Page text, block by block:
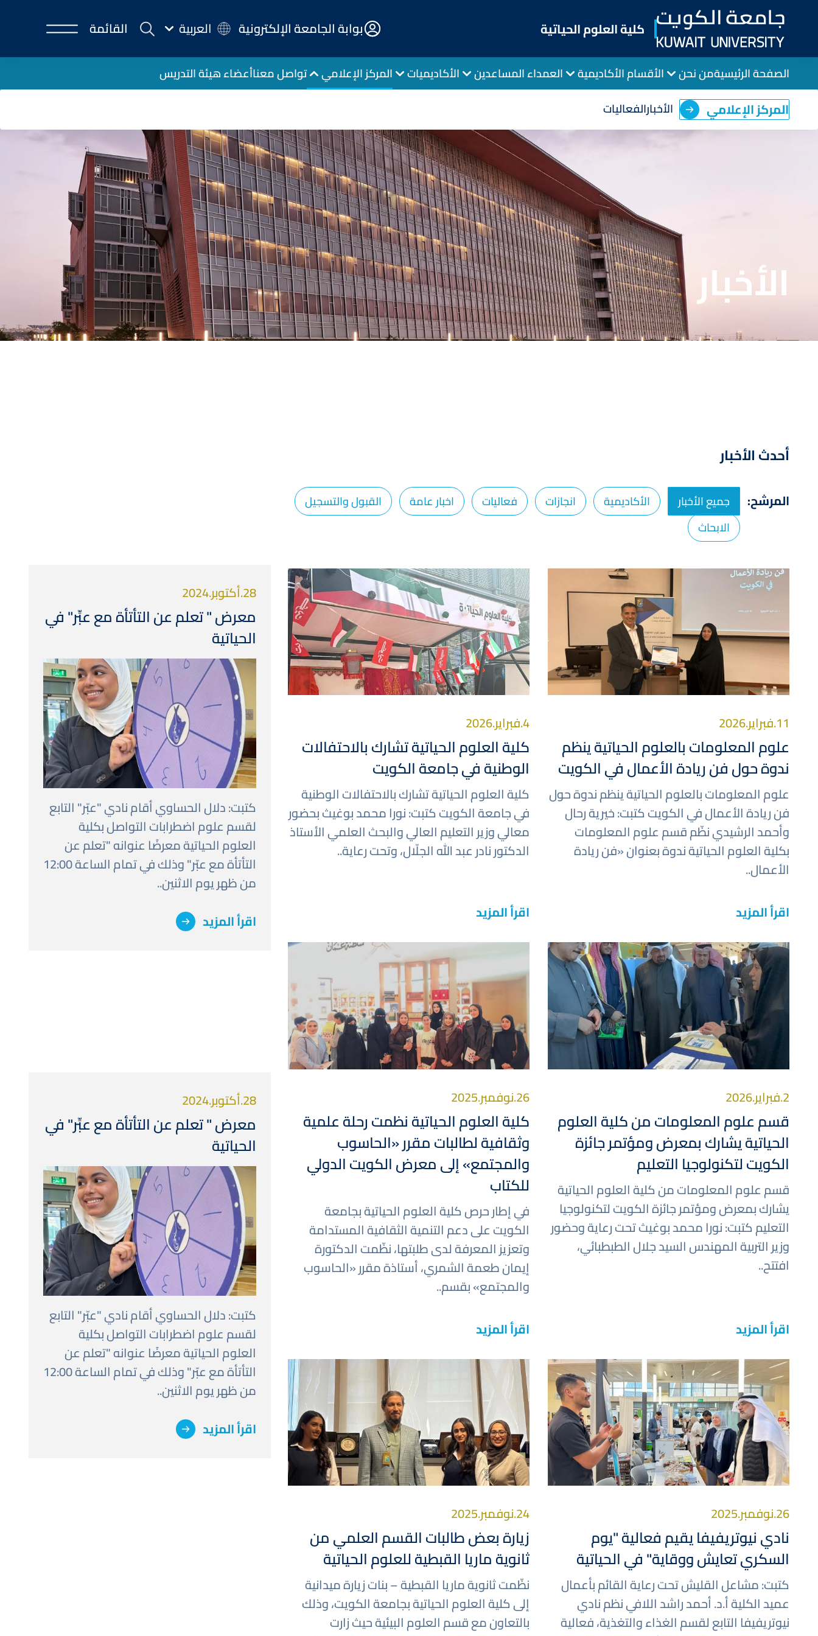
content
كلية العلوم الحياتية E-
Portal
بوابة الجامعة الإلكترونية العربية القائمة
الصفحة الرئيسيةمن نحن الأقسام الأكاديمية العمداء المساعدين الأكاديميات المركز الإعلامي
المركز الإعلامي الأخبارالفعاليات
تواصل معناأعضاء هيئة التدريس
الأخبار
أحدث الأخبار
المرشح: جميع الأخبار الأكاديمية انجازات فعاليات اخبار عامة
القبول والتسجيل
الابحاث
صورة
11.فبراير.2026
علوم المعلومات بالعلوم الحياتية ينظم
ندوة حول فن ريادة الأعمال في الكويت
علوم المعلومات بالعلوم الحياتية ينظم ندوة حول
فن ريادة الأعمال في الكويت كتبت: خيرية رحال
وأحمد الرشيدي نظّم قسم علوم المعلومات
بكلية العلوم الحياتية ندوة بعنوان «فن ريادة
الأعمال..
اقرأ المزيد
صورة
4.فبراير.2026
كلية العلوم الحياتية تشارك بالاحتفالات
الوطنية في جامعة الكويت
كلية العلوم الحياتية تشارك بالاحتفالات الوطنية
في جامعة الكويت كتبت: نورا محمد بوغيث بحضور
معالي وزير التعليم العالي والبحث العلمي الأستاذ
الدكتور نادر عبد الله الجلّال، وتحت رعاية..
اقرأ المزيد
صورة
2.فبراير.2026
قسم علوم المعلومات من كلية العلوم
الحياتية يشارك بمعرض ومؤتمر جائزة
الكويت لتكنولوجيا التعليم
قسم علوم المعلومات من كلية العلوم الحياتية
يشارك بمعرض ومؤتمر جائزة الكويت لتكنولوجيا
التعليم كتبت: نورا محمد بوغيث تحت رعاية وحضور
وزير التربية المهندس السيد جلال الطبطبائي،
افتتح..
اقرأ المزيد
26.نوفمبر.2025
كلية العلوم الحياتية نظمت رحلة علمية
وثقافية لطالبات مقرر «الحاسوب
والمجتمع» إلى معرض الكويت الدولي
للكتاب
في إطار حرص كلية العلوم الحياتية بجامعة
الكويت على دعم التنمية الثقافية المستدامة
وتعزيز المعرفة لدى طلبتها، نظّمت الدكتورة
إيمان طعمة الشمري، أستاذة مقرر «الحاسوب
والمجتمع» بقسم..
اقرأ المزيد
صورة
26.نوفمبر.2025
نادي نيوتريفيفا يقيم فعالية "يوم
السكري تعايش ووقاية" في الحياتية
كتبت: مشاعل القليش تحت رعاية القائم بأعمال
عميد الكلية أ.د. أحمد راشد اللافي نظم نادي
نيوتريفيفا التابع لقسم الغذاء والتغذية، فعالية
صورة
24.نوفمبر.2025
زيارة بعض طالبات القسم العلمي من
ثانوية ماريا القبطية للعلوم الحياتية
نظّمت ثانوية ماريا القبطية – بنات زيارة ميدانية
إلى كلية العلوم الحياتية بجامعة الكويت، وذلك
بالتعاون مع قسم العلوم البيئية حيث زارت
28.أكتوبر.2024
معرض " تعلم عن التأتأة مع عبِّر" في
الحياتية
صورة
كتبت: دلال الحساوي أقام نادي "عبّر" التابع
لقسم علوم اضطرابات التواصل بكلية
العلوم الحياتية معرضًا عنوانه "تعلم عن
التأتأة مع عبّر" وذلك في تمام الساعة 12:00
من ظهر يوم الاثنين..
اقرأ المزيد
28.أكتوبر.2024
معرض " تعلم عن التأتأة مع عبِّر" في
الحياتية
صورة
كتبت: دلال الحساوي أقام نادي "عبّر" التابع
لقسم علوم اضطرابات التواصل بكلية
العلوم الحياتية معرضًا عنوانه "تعلم عن
التأتأة مع عبّر" وذلك في تمام الساعة 12:00
من ظهر يوم الاثنين..
اقرأ المزيد